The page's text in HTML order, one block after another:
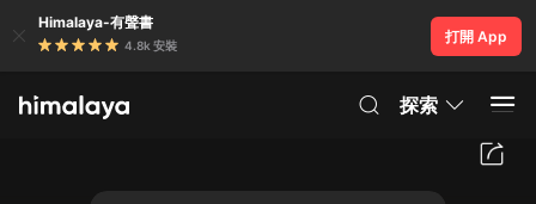
Himalaya-有聲書
4.8k 安裝
打開 App
探索